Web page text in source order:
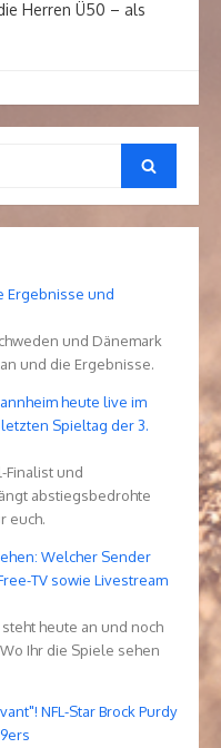
Herren Ü50 – als
Search
Ergebnisse und
und Dänemark
und die Ergebnisse.
heute live im
Spieltag der 3.
Finalist und
abstiegsbedrohte
euch.
Welcher Sender
TV sowie Livestream
heute an und noch
Ihr die Spiele sehen
NFL-Star Brock Purdy